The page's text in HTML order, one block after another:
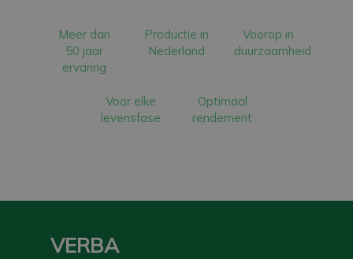
Meer dan
50 jaar
ervaring
Productie in
Nederland
Voorop in
duurzaamheid
Voor elke
levensfase
Optimaal
rendement
VERBA